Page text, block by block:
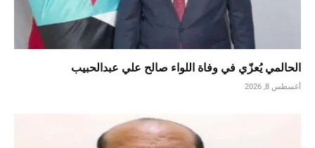
الحالمي يُعزّي في وفاة اللواء صالح علي عبدالحبيب
أغسطس 8, 2026